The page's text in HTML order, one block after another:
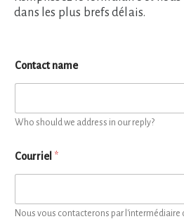
dans les plus brefs délais.
Contact name
Who should we address in our reply?
Courriel *
Nous vous contacterons par l'intermédiaire